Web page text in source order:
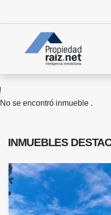
No se encontró inmueble .
INMUEBLES